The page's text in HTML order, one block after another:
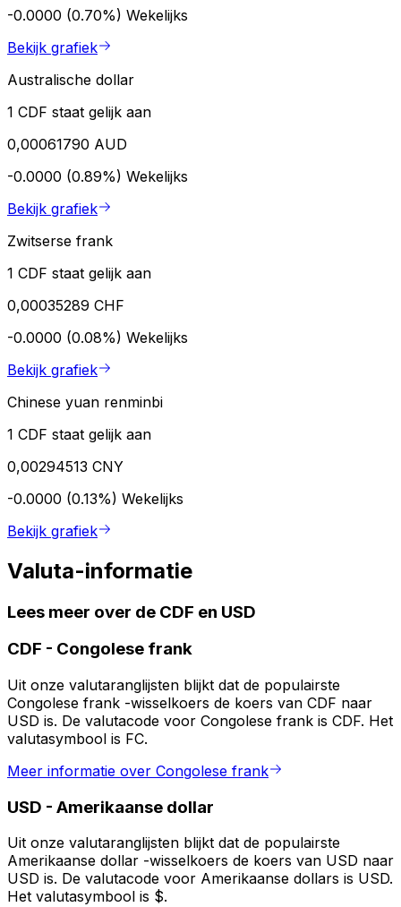
-0.0000 (0.70%) Wekelijks
Bekijk grafiek
Australische dollar
1 CDF staat gelijk aan
0,00061790 AUD
-0.0000 (0.89%) Wekelijks
Bekijk grafiek
Zwitserse frank
1 CDF staat gelijk aan
0,00035289 CHF
-0.0000 (0.08%) Wekelijks
Bekijk grafiek
Chinese yuan renminbi
1 CDF staat gelijk aan
0,00294513 CNY
-0.0000 (0.13%) Wekelijks
Bekijk grafiek
Valuta-informatie
Lees meer over de CDF en USD
CDF - Congolese frank
Uit onze valutaranglijsten blijkt dat de populairste
Congolese frank -wisselkoers de koers van CDF naar
USD is. De valutacode voor Congolese frank is CDF. Het
valutasymbool is FC.
Meer informatie over Congolese frank
USD - Amerikaanse dollar
Uit onze valutaranglijsten blijkt dat de populairste
Amerikaanse dollar -wisselkoers de koers van USD naar
USD is. De valutacode voor Amerikaanse dollars is USD.
Het valutasymbool is $.